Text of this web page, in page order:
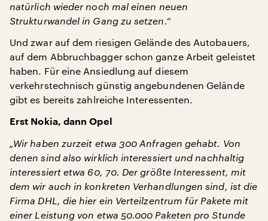
natürlich wieder noch mal einen neuen
Strukturwandel in Gang zu setzen.“
Und zwar auf dem riesigen Gelände des Autobauers,
auf dem Abbruchbagger schon ganze Arbeit geleistet
haben. Für eine Ansiedlung auf diesem
verkehrstechnisch günstig angebundenen Gelände
gibt es bereits zahlreiche Interessenten.
Erst Nokia, dann Opel
„Wir haben zurzeit etwa 300 Anfragen gehabt. Von
denen sind also wirklich interessiert und nachhaltig
interessiert etwa 60, 70. Der größte Interessent, mit
dem wir auch in konkreten Verhandlungen sind, ist die
Firma DHL, die hier ein Verteilzentrum für Pakete mit
einer Leistung von etwa 50.000 Paketen pro Stunde